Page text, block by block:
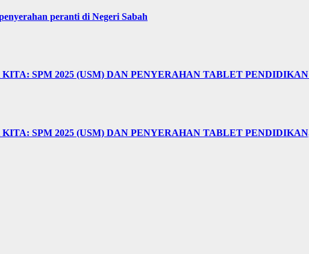
peranti di Negeri Sabah
SPM 2025 (USM) DAN PENYERAHAN TABLET
SPM 2025 (USM) DAN PENYERAHAN TABLET